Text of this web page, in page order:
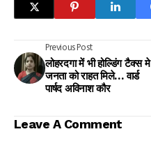
Previous Post
लोहरदगा में भी होल्डिंग टैक्स मे
जनता को राहत मिले… वार्ड
पार्षद अविनाश कौर
Leave A Comment